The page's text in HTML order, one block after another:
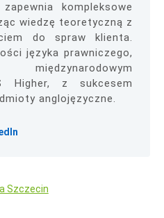
kompleksowe
wiedzę teoretyczną z
do spraw klienta.
języka prawniczego,
Higher, z sukcesem
anglojęzyczne.
Szczecin